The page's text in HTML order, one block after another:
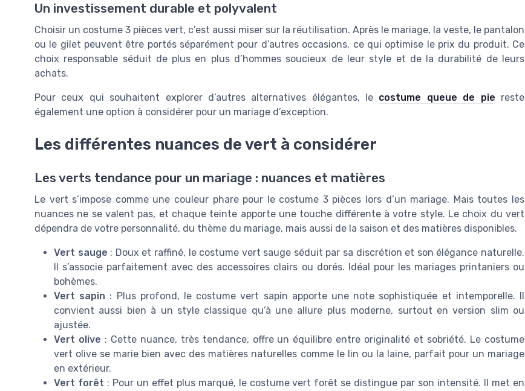
Un investissement durable et polyvalent
Choisir un costume 3 pièces vert, c’est aussi miser sur la réutilisation. Après le mariage, la veste, le pantalon
ou le gilet peuvent être portés séparément pour d’autres occasions, ce qui optimise le prix du produit. Ce
choix responsable séduit de plus en plus d’hommes soucieux de leur style et de la durabilité de leurs
achats.
Pour ceux qui souhaitent explorer d’autres alternatives élégantes, le costume queue de pie reste
également une option à considérer pour un mariage d’exception.
Les différentes nuances de vert à considérer
Les verts tendance pour un mariage : nuances et matières
Le vert s’impose comme une couleur phare pour le costume 3 pièces lors d’un mariage. Mais toutes les
nuances ne se valent pas, et chaque teinte apporte une touche différente à votre style. Le choix du vert
dépendra de votre personnalité, du thème du mariage, mais aussi de la saison et des matières disponibles.
Vert sauge : Doux et raffiné, le costume vert sauge séduit par sa discrétion et son élégance naturelle.
Il s’associe parfaitement avec des accessoires clairs ou dorés. Idéal pour les mariages printaniers ou
bohèmes.
Vert sapin : Plus profond, le costume vert sapin apporte une note sophistiquée et intemporelle. Il
convient aussi bien à un style classique qu’à une allure plus moderne, surtout en version slim ou
ajustée.
Vert olive : Cette nuance, très tendance, offre un équilibre entre originalité et sobriété. Le costume
vert olive se marie bien avec des matières naturelles comme le lin ou la laine, parfait pour un mariage
en extérieur.
Vert forêt : Pour un effet plus marqué, le costume vert forêt se distingue par son intensité. Il met en